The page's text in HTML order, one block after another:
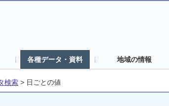
各種データ・資料 地域の情報
検索 > 日ごとの値